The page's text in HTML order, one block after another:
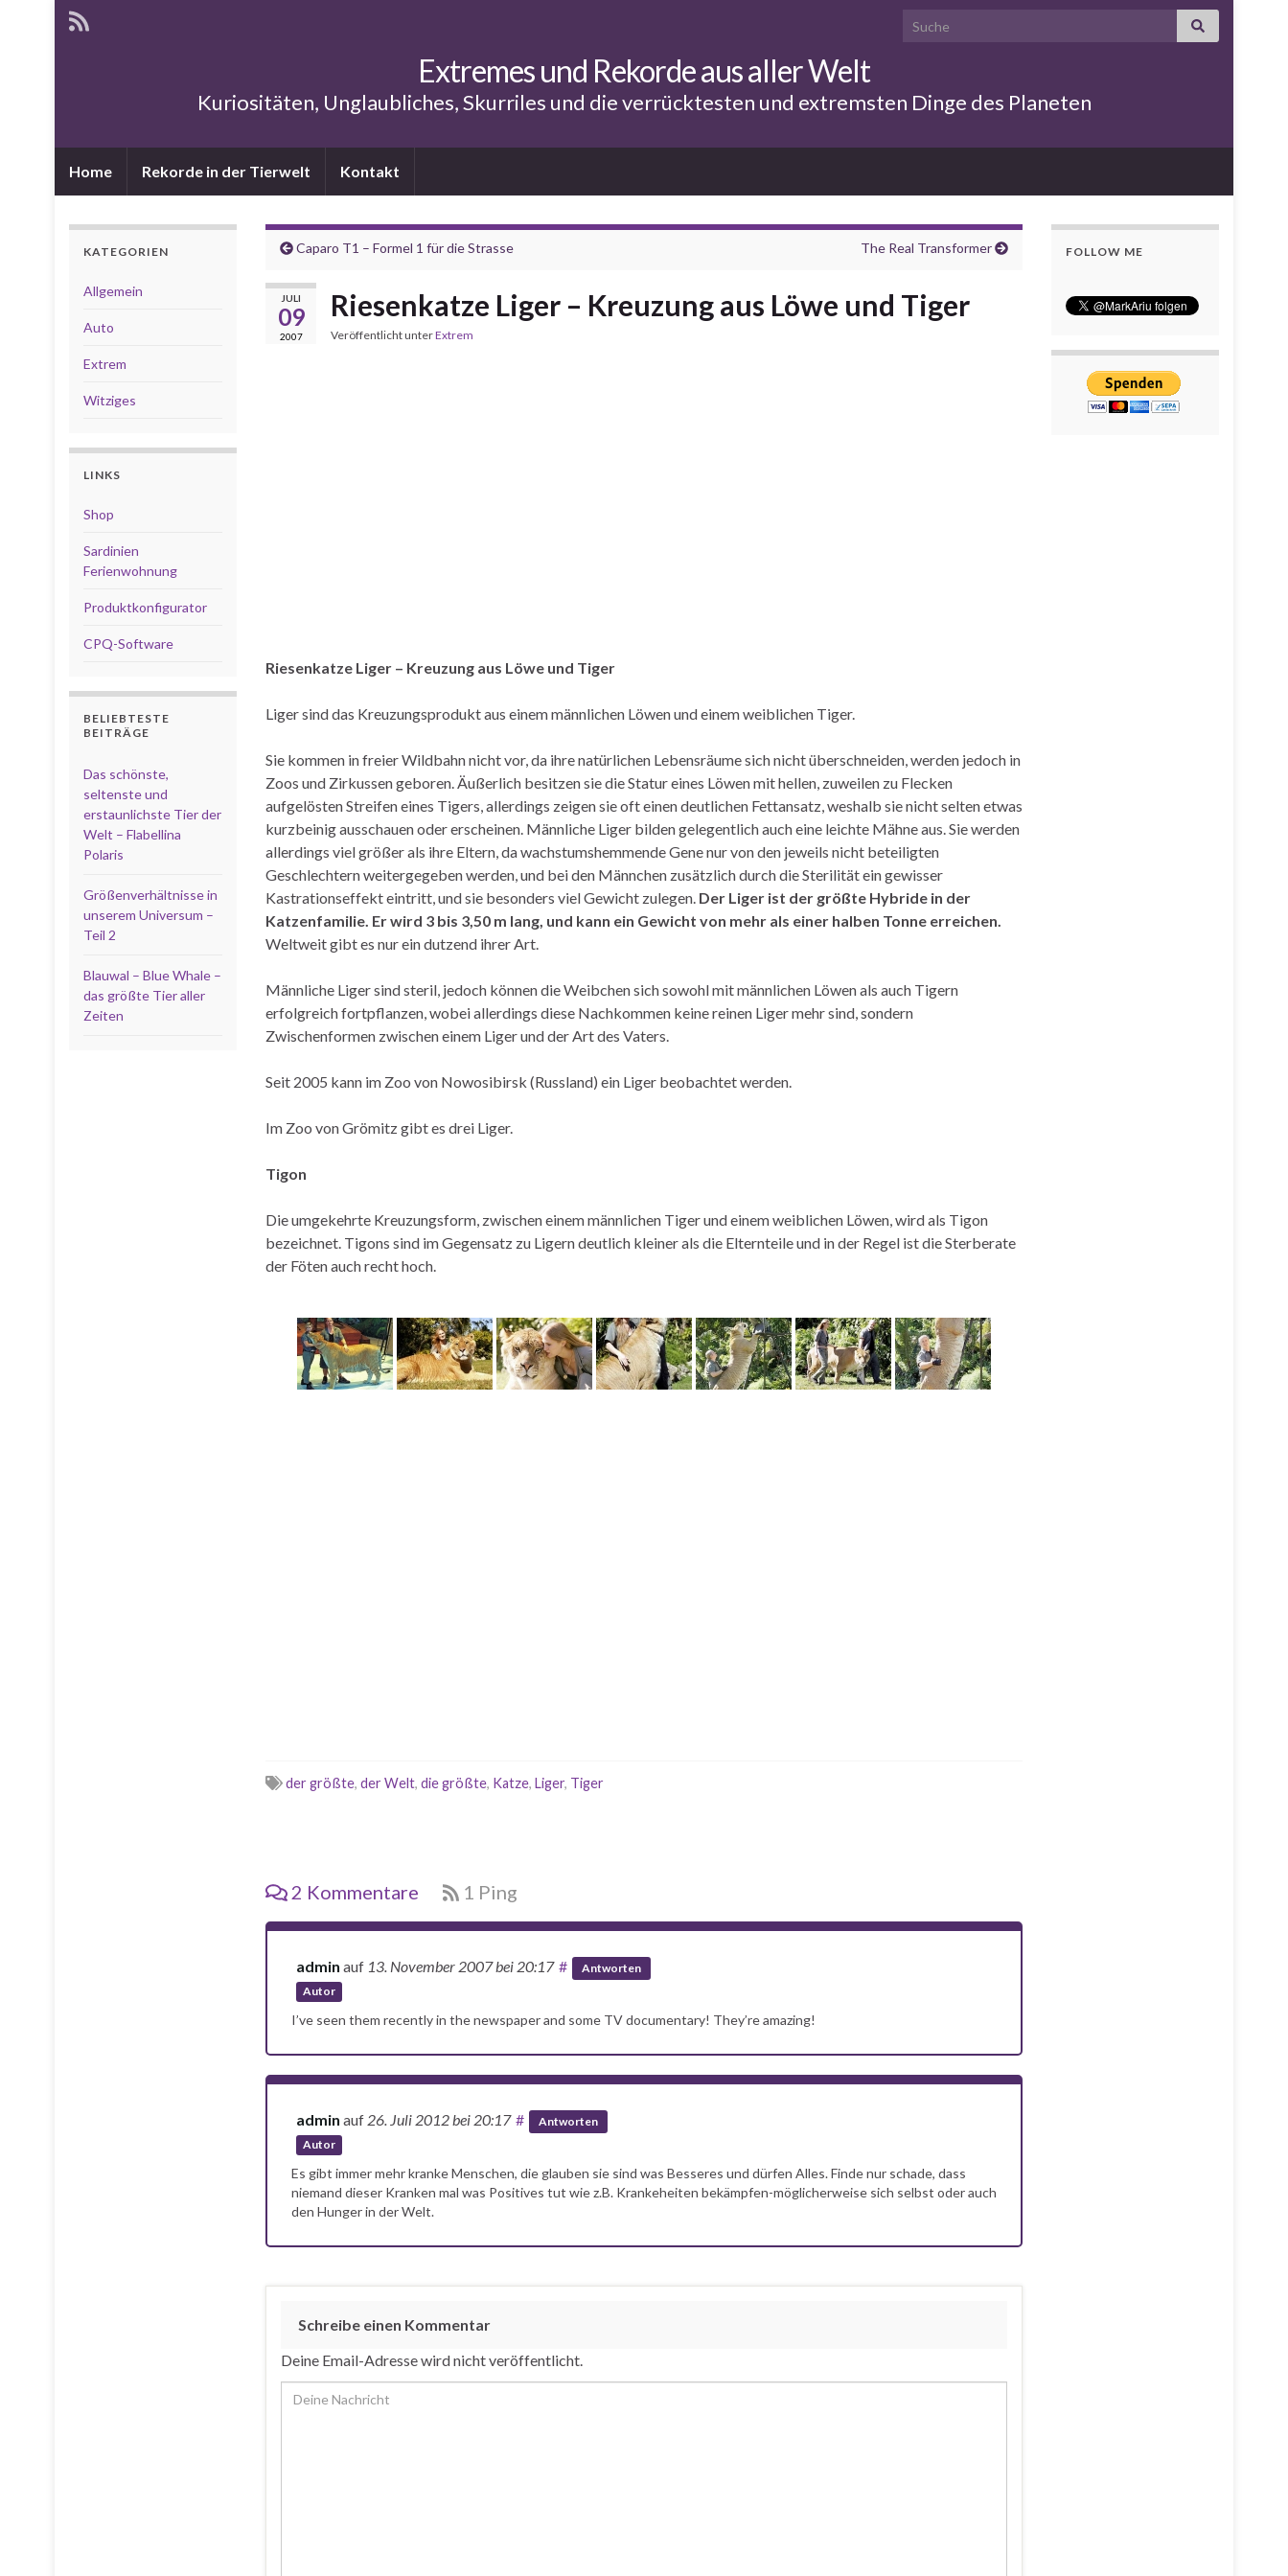
Search for:
Extremes und Rekorde aus aller Welt
Kuriositäten, Unglaubliches, Skurriles und die verrücktesten und extremsten Dinge des Planeten
Home Rekorde in der Tierwelt Kontakt
Caparo T1 – Formel 1 für die Strasse The Real Transformer
JULI
09
2007
Riesenkatze Liger – Kreuzung aus Löwe und Tiger
Veröffentlicht unterExtrem
Riesenkatze Liger – Kreuzung aus Löwe und Tiger
Liger sind das Kreuzungsprodukt aus einem männlichen Löwen und einem weiblichen Tiger.
Sie kommen in freier Wildbahn nicht vor, da ihre natürlichen Lebensräume sich nicht überschneiden, werden jedoch in
Zoos und Zirkussen geboren. Äußerlich besitzen sie die Statur eines Löwen mit hellen, zuweilen zu Flecken
aufgelösten Streifen eines Tigers, allerdings zeigen sie oft einen deutlichen Fettansatz, weshalb sie nicht selten etwas
kurzbeinig ausschauen oder erscheinen. Männliche Liger bilden gelegentlich auch eine leichte Mähne aus. Sie werden
allerdings viel größer als ihre Eltern, da wachstumshemmende Gene nur von den jeweils nicht beteiligten
Geschlechtern weitergegeben werden, und bei den Männchen zusätzlich durch die Sterilität ein gewisser
Kastrationseffekt eintritt, und sie besonders viel Gewicht zulegen. Der Liger ist der größte Hybride in der
Katzenfamilie. Er wird 3 bis 3,50 m lang, und kann ein Gewicht von mehr als einer halben Tonne erreichen.
Weltweit gibt es nur ein dutzend ihrer Art.
Männliche Liger sind steril, jedoch können die Weibchen sich sowohl mit männlichen Löwen als auch Tigern
erfolgreich fortpflanzen, wobei allerdings diese Nachkommen keine reinen Liger mehr sind, sondern
Zwischenformen zwischen einem Liger und der Art des Vaters.
Seit 2005 kann im Zoo von Nowosibirsk (Russland) ein Liger beobachtet werden.
Im Zoo von Grömitz gibt es drei Liger.
Tigon
Die umgekehrte Kreuzungsform, zwischen einem männlichen Tiger und einem weiblichen Löwen, wird als Tigon
bezeichnet. Tigons sind im Gegensatz zu Ligern deutlich kleiner als die Elternteile und in der Regel ist die Sterberate
der Föten auch recht hoch.
der größte, der Welt, die größte, Katze, Liger, Tiger
2 Kommentare 1 Ping
admin auf 13. November 2007bei 20:17
Autor
# Antworten
I’ve seen them recently in the newspaper and some TV documentary! They’re amazing!
admin auf 26. Juli 2012bei 20:17
Autor
# Antworten
Es gibt immer mehr kranke Menschen, die glauben sie sind was Besseres und dürfen Alles. Finde nur schade, dass
niemand dieser Kranken mal was Positives tut wie z.B. Krankeheiten bekämpfen-möglicherweise sich selbst oder auch
den Hunger in der Welt.
Schreibe einen Kommentar
Deine Email-Adresse wird nicht veröffentlicht.
KATEGORIEN
Allgemein
Auto
Extrem
Witziges
LINKS
Shop
Sardinien
Ferienwohnung
Produktkonfigurator
CPQ-Software
BELIEBTESTE
BEITRÄGE
Das schönste,
seltenste und
erstaunlichste Tier der
Welt – Flabellina
Polaris
Größenverhältnisse in
unserem Universum –
Teil 2
Blauwal – Blue Whale –
das größte Tier aller
Zeiten
FOLLOW ME